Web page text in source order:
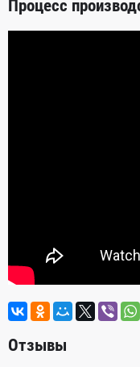
Процесс
Отзывы